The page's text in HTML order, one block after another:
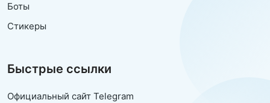
Боты
Стикеры
Быстрые ссылки
Официальный сайт Telegram